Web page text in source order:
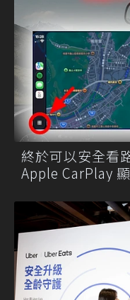
終於可以安全看
Apple CarPlay